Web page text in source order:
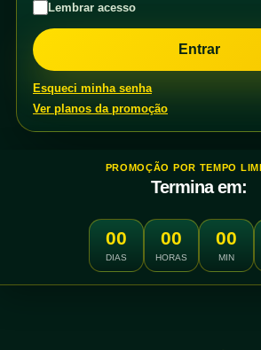
Lembrar acesso
Esqueci minha senha
Ver planos da promoção
PROMOÇÃO POR TEMPO
Termina em:
00
DIAS
00
HORAS
00
MIN